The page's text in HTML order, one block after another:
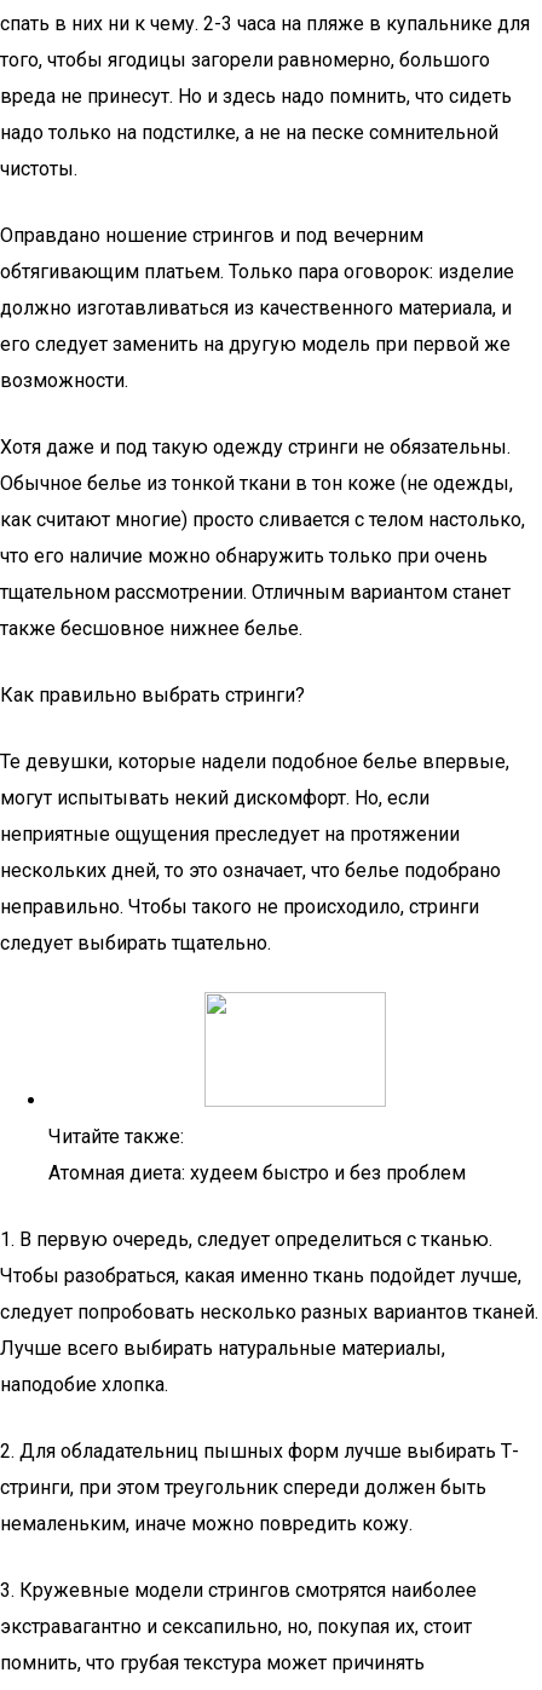
спать в них ни к чему. 2-3 часа на пляже в купальнике для
того, чтобы ягодицы загорели равномерно, большого
вреда не принесут. Но и здесь надо помнить, что сидеть
надо только на подстилке, а не на песке сомнительной
чистоты.
Оправдано ношение стрингов и под вечерним
обтягивающим платьем. Только пара оговорок: изделие
должно изготавливаться из качественного материала, и
его следует заменить на другую модель при первой же
возможности.
Хотя даже и под такую одежду стринги не обязательны.
Обычное белье из тонкой ткани в тон коже (не одежды,
как считают многие) просто сливается с телом настолько,
что его наличие можно обнаружить только при очень
тщательном рассмотрении. Отличным вариантом станет
также бесшовное нижнее белье.
Как правильно выбрать стринги?
Те девушки, которые надели подобное белье впервые,
могут испытывать некий дискомфорт. Но, если
неприятные ощущения преследует на протяжении
нескольких дней, то это означает, что белье подобрано
неправильно. Чтобы такого не происходило, стринги
следует выбирать тщательно.
Читайте также:
Атомная диета: худеем быстро и без проблем
1. В первую очередь, следует определиться с тканью.
Чтобы разобраться, какая именно ткань подойдет лучше,
следует попробовать несколько разных вариантов тканей.
Лучше всего выбирать натуральные материалы,
наподобие хлопка.
2. Для обладательниц пышных форм лучше выбирать Т-
стринги, при этом треугольник спереди должен быть
немаленьким, иначе можно повредить кожу.
3. Кружевные модели стрингов смотрятся наиболее
экстравагантно и сексапильно, но, покупая их, стоит
помнить, что грубая текстура может причинять